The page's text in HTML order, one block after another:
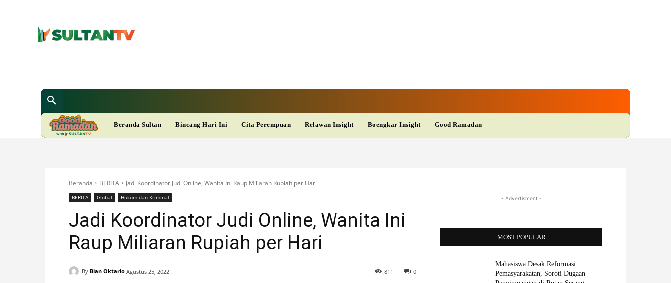
A
Beranda Sultan Bincang Hari Ini Cita Perempuan Relawan Insight Boengkar Insight Good Ramadan
Beranda BERITA Jadi Koordinator Judi Online, Wanita Ini Raup Miliaran Rupiah per Hari
BERITA Global Hukum dan Kriminal
Jadi Koordinator Judi Online, Wanita Ini
Raup Miliaran Rupiah per Hari
By Bian Oktario Agustus 25, 2022 0
811
- Advertisment -
MOST POPULAR
Mahasiswa Desak Reformasi
Pemasyarakatan, Soroti Dugaan